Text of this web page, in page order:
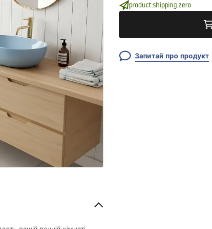
product:shipping.zero
Запитай про продукт